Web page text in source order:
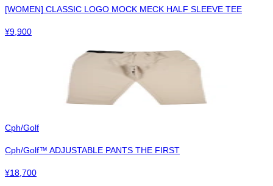
[WOMEN] CLASSIC LOGO MOCK MECK HALF SLEEVE TEE
¥9,900
Cph/Golf
Cph/Golf™︎ ADJUSTABLE PANTS THE FIRST
¥18,700